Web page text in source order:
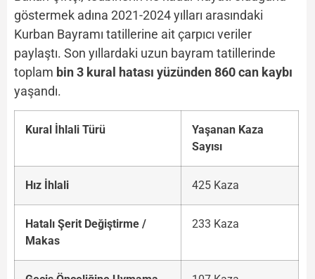
göstermek adına 2021-2024 yılları arasındaki
Kurban Bayramı tatillerine ait çarpıcı veriler
paylaştı. Son yıllardaki uzun bayram tatillerinde
toplam bin 3 kural hatası yüzünden 860 can kaybı
yaşandı.
Kural İhlali Türü
Yaşanan Kaza
Sayısı
Hız İhlali 425 Kaza
Hatalı Şerit Değiştirme /
Makas
233 Kaza